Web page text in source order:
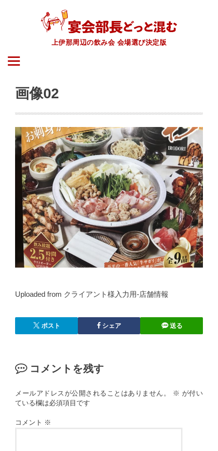
上伊那周辺の飲み会 会場選び決定版
画像02
Uploaded from クライアント様入力用-店舗情報
ポスト シェア 送る
コメントを残す
メールアドレスが公開されることはありません。 ※ が付い
ている欄は必須項目です
コメント ※